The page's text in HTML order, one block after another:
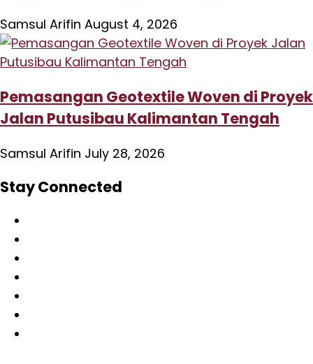
Samsul Arifin August 4, 2026
Pemasangan Geotextile Woven di Proyek
Jalan Putusibau Kalimantan Tengah
Samsul Arifin July 28, 2026
Stay Connected